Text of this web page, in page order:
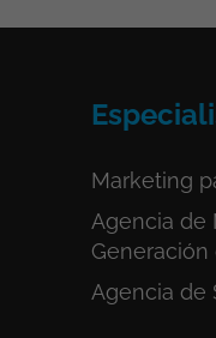
Marketing
Agencia de
Generación
Agencia de